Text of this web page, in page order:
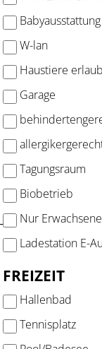
Babyausstattung
W-lan
Haustiere
Garage
Tagungsraum
Biobetrieb
Nur Erwachsene
Ladestation E-
FREIZEIT
Hallenbad
Tennisplatz